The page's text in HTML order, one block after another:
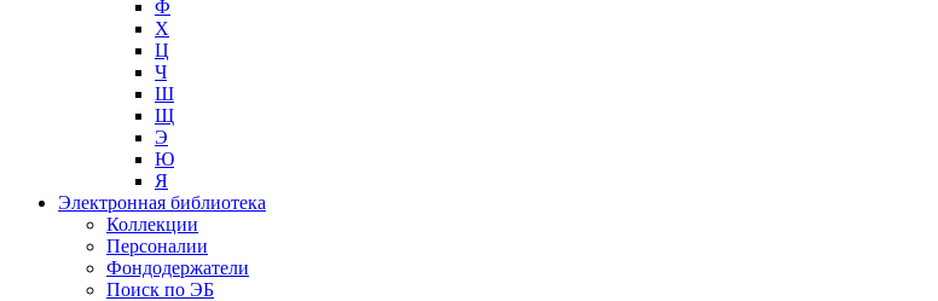
Ф
Х
Ц
Ч
Ш
Щ
Э
Ю
Я
Электронная библиотека
Коллекции
Персоналии
Фондодержатели
Поиск по ЭБ